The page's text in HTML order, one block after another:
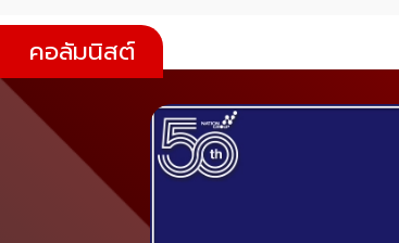
คอลัมนิสต์